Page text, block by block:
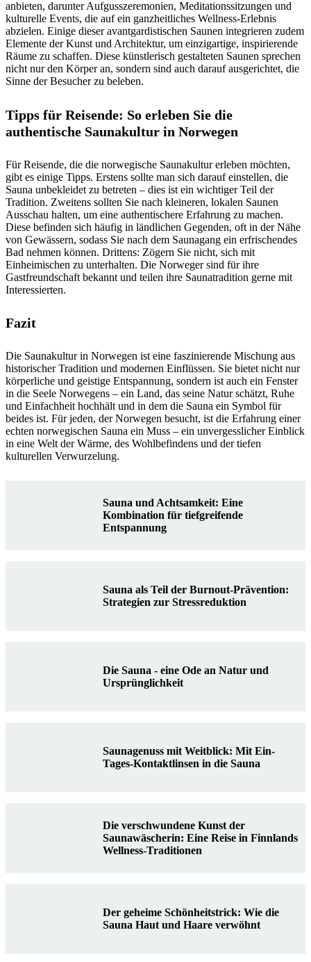
anbieten, darunter Aufgusszeremonien, Meditationssitzungen und
kulturelle Events, die auf ein ganzheitliches Wellness-Erlebnis
abzielen. Einige dieser avantgardistischen Saunen integrieren zudem
Elemente der Kunst und Architektur, um einzigartige, inspirierende
Räume zu schaffen. Diese künstlerisch gestalteten Saunen sprechen
nicht nur den Körper an, sondern sind auch darauf ausgerichtet, die
Sinne der Besucher zu beleben.
Tipps für Reisende: So erleben Sie die
authentische Saunakultur in Norwegen
Für Reisende, die die norwegische Saunakultur erleben möchten,
gibt es einige Tipps. Erstens sollte man sich darauf einstellen, die
Sauna unbekleidet zu betreten – dies ist ein wichtiger Teil der
Tradition. Zweitens sollten Sie nach kleineren, lokalen Saunen
Ausschau halten, um eine authentischere Erfahrung zu machen.
Diese befinden sich häufig in ländlichen Gegenden, oft in der Nähe
von Gewässern, sodass Sie nach dem Saunagang ein erfrischendes
Bad nehmen können. Drittens: Zögern Sie nicht, sich mit
Einheimischen zu unterhalten. Die Norweger sind für ihre
Gastfreundschaft bekannt und teilen ihre Saunatradition gerne mit
Interessierten.
Fazit
Die Saunakultur in Norwegen ist eine faszinierende Mischung aus
historischer Tradition und modernen Einflüssen. Sie bietet nicht nur
körperliche und geistige Entspannung, sondern ist auch ein Fenster
in die Seele Norwegens – ein Land, das seine Natur schätzt, Ruhe
und Einfachheit hochhält und in dem die Sauna ein Symbol für
beides ist. Für jeden, der Norwegen besucht, ist die Erfahrung einer
echten norwegischen Sauna ein Muss – ein unvergesslicher Einblick
in eine Welt der Wärme, des Wohlbefindens und der tiefen
kulturellen Verwurzelung.
Sauna und Achtsamkeit: Eine
Kombination für tiefgreifende
Entspannung
Sauna als Teil der Burnout-Prävention:
Strategien zur Stressreduktion
Die Sauna - eine Ode an Natur und
Ursprünglichkeit
Saunagenuss mit Weitblick: Mit Ein-
Tages-Kontaktlinsen in die Sauna
Die verschwundene Kunst der
Saunawäscherin: Eine Reise in Finnlands
Wellness-Traditionen
Der geheime Schönheitstrick: Wie die
Sauna Haut und Haare verwöhnt